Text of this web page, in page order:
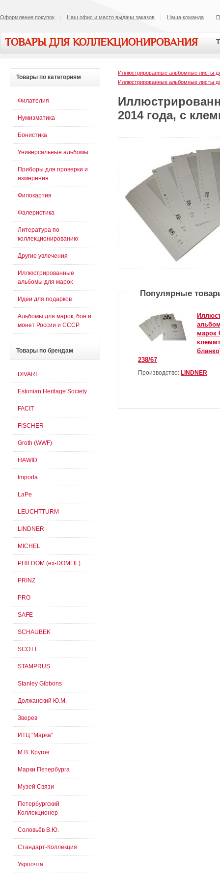
Оформление покупок Наш офис и место выдачи заказов Наша команда
ТОВАРЫ ДЛЯ КОЛЛЕКЦИОНИРОВАНИЯ
Иллюстрированные альбомные листы
Иллюстрированные альбомные листы
2014 года, с
Популярные
марок
238/67
Производство: LINDNER
Товары по категориям
Филателия
Нумизматика
Бонистика
Универсальные альбомы
Приборы для проверки и
измерения
Филокартия
Фалеристика
Литература по
коллекционированию
Другие увлечения
Иллюстрированные
альбомы для марок
Идеи для подарков
Альбомы для марок, бон и
монет России и СССР
Товары по брендам
DIVARI
Estonian Heritage Society
FACIT
FISCHER
Groth (WWF)
HAWID
Importa
LaPe
LEUCHTTURM
LINDNER
MICHEL
PHILDOM (ex-DOMFIL)
PRINZ
PRO
SAFE
SCHAUBEK
SCOTT
STAMPRUS
Stanley Gibbons
Должанский Ю.М.
Зверев
ИТЦ "Марка"
М.В. Кругов
Марки Петербурга
Музей Связи
Петербургский
Коллекционер
Соловьёв В.Ю.
Стандарт-Коллекция
Укрпочта